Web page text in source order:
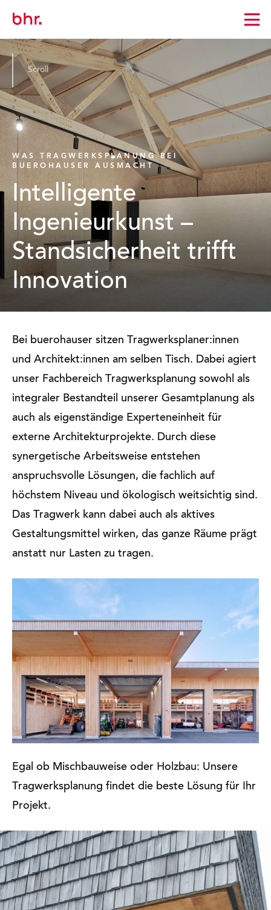
Startseite
wechseln
Scroll
WAS TRAGWERKSPLANUNG BEI
BUEROHAUSER AUSMACHT
Intelligente
Ingenieurkunst –
Standsicherheit trifft
Innovation
Bei buerohauser sitzen Tragwerksplaner:innen
und Architekt:innen am selben Tisch. Dabei agiert
unser Fachbereich Tragwerksplanung sowohl als
integraler Bestandteil unserer Gesamtplanung als
auch als eigenständige Experteneinheit für
externe Architekturprojekte. Durch diese
synergetische Arbeitsweise entstehen
anspruchsvolle Lösungen, die fachlich auf
höchstem Niveau und ökologisch weitsichtig sind.
Das Tragwerk kann dabei auch als aktives
Gestaltungsmittel wirken, das ganze Räume prägt
anstatt nur Lasten zu tragen.
Egal ob Mischbauweise oder Holzbau: Unsere
Tragwerksplanung findet die beste Lösung für Ihr
Projekt.